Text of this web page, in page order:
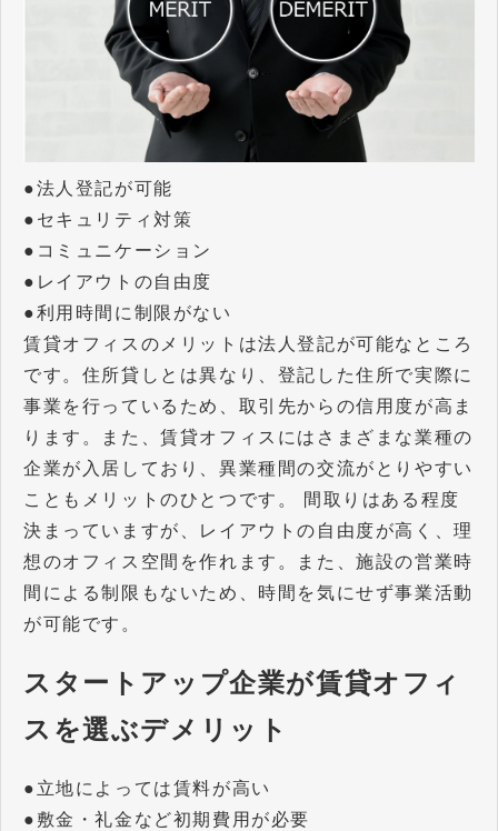
●法人登記が可能
●セキュリティ対策
●コミュニケーション
●レイアウトの自由度
●利用時間に制限がない
賃貸オフィスのメリットは法人登記が可能なところ
です。住所貸しとは異なり、登記した住所で実際に
事業を行っているため、取引先からの信用度が高ま
ります。また、賃貸オフィスにはさまざまな業種の
企業が入居しており、異業種間の交流がとりやすい
こともメリットのひとつです。 間取りはある程度
決まっていますが、レイアウトの自由度が高く、理
想のオフィス空間を作れます。また、施設の営業時
間による制限もないため、時間を気にせず事業活動
が可能です。
スタートアップ企業が賃貸オフィ
スを選ぶデメリット
●立地によっては賃料が高い
●敷金・礼金など初期費用が必要